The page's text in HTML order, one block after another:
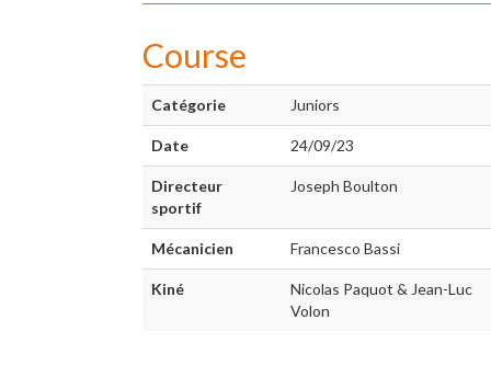
Course
Catégorie Juniors
Date 24/09/23
Directeur
sportif
Joseph Boulton
Mécanicien Francesco Bassi
Kiné
Nicolas Paquot & Jean-Luc
Volon